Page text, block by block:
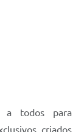
a todos para
criados